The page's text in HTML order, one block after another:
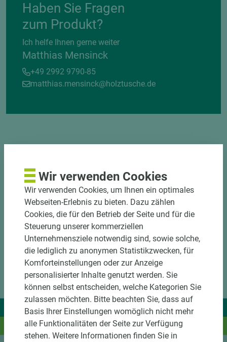
Haben Sie Fragen
zum Produkt?
Ich helfe Ihnen gerne weiter
Matthias Mensinck
+49 2992 9790-85
matthias.mensinck@holztusche.de
DOWNLOADS
Wir liefern Ideen.
Und das passende Holz dazu.
Wir verwenden Cookies
Wir verwenden Cookies, um Ihnen ein optimales
Webseiten-Erlebnis zu bieten. Dazu zählen
Cookies, die für den Betrieb der Seite und für die
Steuerung unserer kommerziellen
Unternehmensziele notwendig sind, sowie solche,
die lediglich zu anonymen Statistikzwecken, für
Komforteinstellungen oder zur Anzeige
personalisierter Inhalte genutzt werden. Sie
können selbst entscheiden, welche Kategorien Sie
zulassen möchten. Bitte beachten Sie, dass auf
Basis Ihrer Einstellungen womöglich nicht mehr
alle Funktionalitäten der Seite zur Verfügung
stehen. Weitere Informationen finden Sie in